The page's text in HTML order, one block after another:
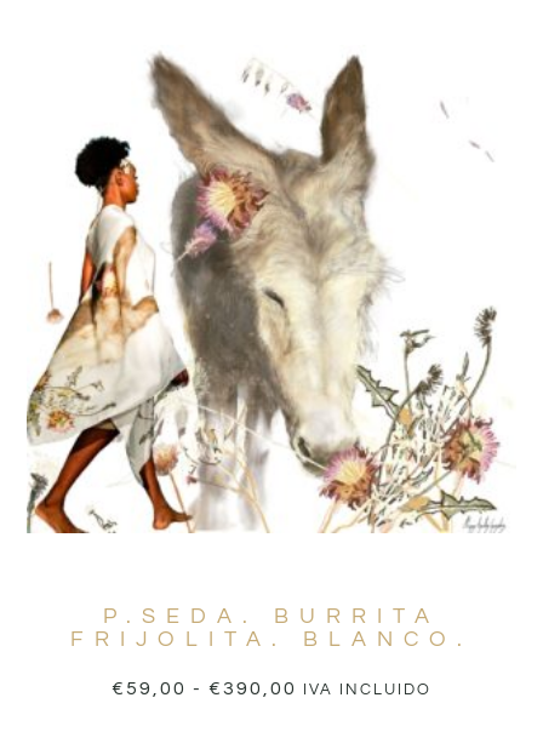
P.SEDA. BURRITA
FRIJOLITA. BLANCO.
€59,00 - €390,00 IVA INCLUIDO